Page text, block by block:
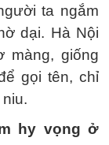
ta ngắm
dại. Hà Nội
màng, giống
gọi tên, chỉ
hy vọng ở